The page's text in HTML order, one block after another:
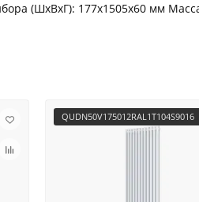
(ШхВхГ): 177х1505х60 мм
QUDN50V175012RAL1T104S9016